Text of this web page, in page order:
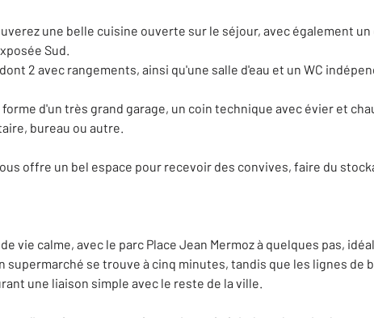
une belle cuisine ouverte sur le séjour, avec également
Sud.
2 avec rangements, ainsi qu'une salle d'eau et un WC
d'un très grand garage, un coin technique avec évier et
bureau ou autre.
offre un bel espace pour recevoir des convives, faire du
vie calme, avec le parc Place Jean Mermoz à quelques pas,
se trouve à cinq minutes, tandis que les lignes de
une liaison simple avec le reste de la ville.